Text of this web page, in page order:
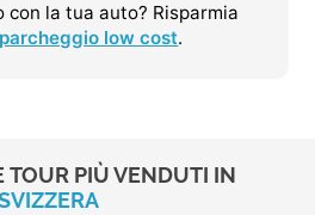
con la tua auto? Risparmia
low cost.
TOUR PIÙ VENDUTI IN